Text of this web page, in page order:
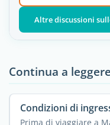
Altre discussioni
Continua a leggere
Condizioni di
Prima di viaggiare a